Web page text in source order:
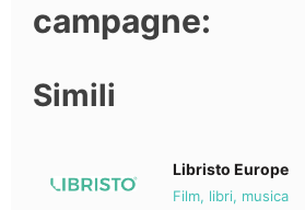
campagne:
Simili
Libristo Europe
Film, libri, musica